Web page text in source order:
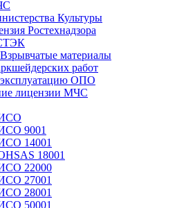
Культуры
Ростехнадзора
материалы
работ
ОПО
лицензии МЧС
ИСО
9001
14001
18001
22000
27001
28001
50001